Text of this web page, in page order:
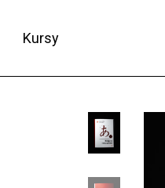
Kursy